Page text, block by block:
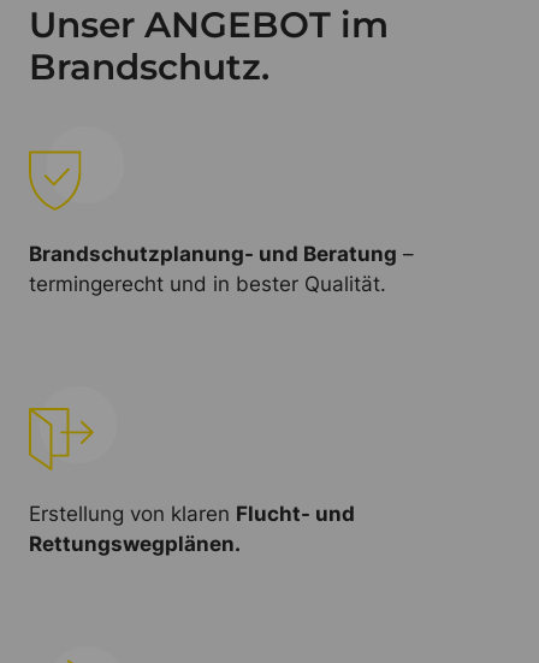
Unser ANGEBOT im
Brandschutz.
Brandschutzplanung- und Beratung –
termingerecht und in bester Qualität.
Erstellung von klaren Flucht- und
Rettungswegplänen.